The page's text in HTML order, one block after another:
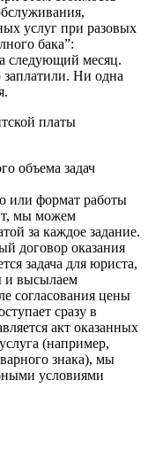
услуг при разовых
бака”:
следующий месяц.
заплатили. Ни одна
платы
объема задач
или формат работы
мы можем
за каждое задание.
договор оказания
задача для юриста,
и высылаем
согласования цены
сразу в
акт оказанных
(например,
знака), мы
условиями